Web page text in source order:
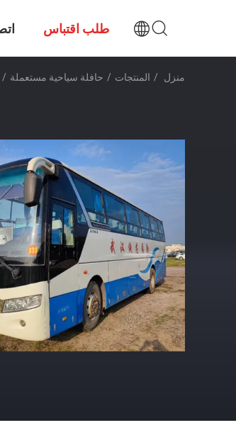
طلب اقتباس
منزل / المنتجات / حافلة سياحية مستعملة /